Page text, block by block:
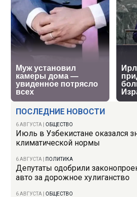
ПОСЛЕДНИЕ НОВОСТИ
6 АВГУСТА ОБЩЕСТВО
Июль в Узбекистане оказался
климатической нормы
6 АВГУСТА ПОЛИТИКА
Депутаты одобрили
авто за дорожное хулиганство
6 АВГУСТА ОБЩЕСТВО